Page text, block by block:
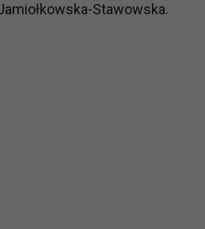
Stawowska.